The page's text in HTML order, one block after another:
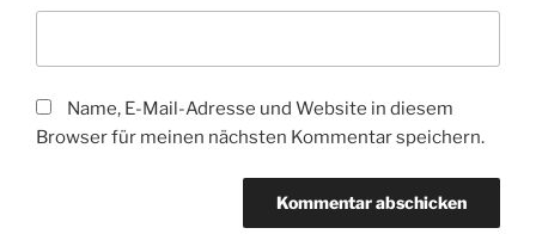
Name, E-Mail-Adresse und Website in diesem
Browser für meinen nächsten Kommentar speichern.